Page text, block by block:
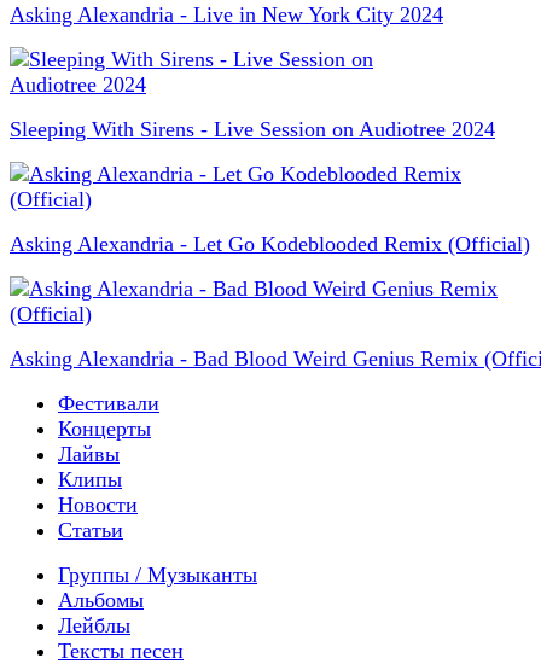
Asking Alexandria - Live in New York City 2024
Sleeping With Sirens - Live Session on Audiotree 2024
Asking Alexandria - Let Go Kodeblooded Remix (Official)
Asking Alexandria - Bad Blood Weird Genius Remix
Фестивали
Концерты
Лайвы
Клипы
Новости
Статьи
Группы / Музыканты
Альбомы
Лейблы
Тексты песен